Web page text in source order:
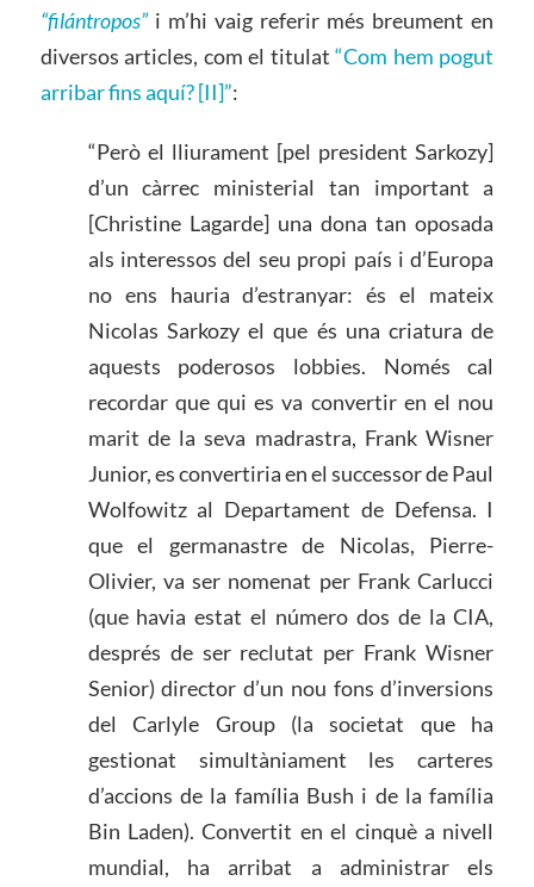
“filántropos”i m’hi vaig referir més breument en
diversos articles, com el titulat“Com hem pogut
arribar fins aquí? [II]”:
“Però el lliurament [pel president Sarkozy]
d’un càrrec ministerial tan important a
[Christine Lagarde] una dona tan oposada
als interessos del seu propi país i d’Europa
no ens hauria d’estranyar: és el mateix
Nicolas Sarkozy el que és una criatura de
aquests poderosos lobbies. Només cal
recordar que qui es va convertir en el nou
marit de la seva madrastra, Frank Wisner
Junior, es convertiria en el successor de Paul
Wolfowitz al Departament de Defensa. I
que el germanastre de Nicolas, Pierre-
Olivier, va ser nomenat per Frank Carlucci
(que havia estat el número dos de la CIA,
després de ser reclutat per Frank Wisner
Senior) director d’un nou fons d’inversions
del Carlyle Group (la societat que ha
gestionat simultàniament les carteres
d’accions de la família Bush i de la família
Bin Laden). Convertit en el cinquè a nivell
mundial, ha arribat a administrar els